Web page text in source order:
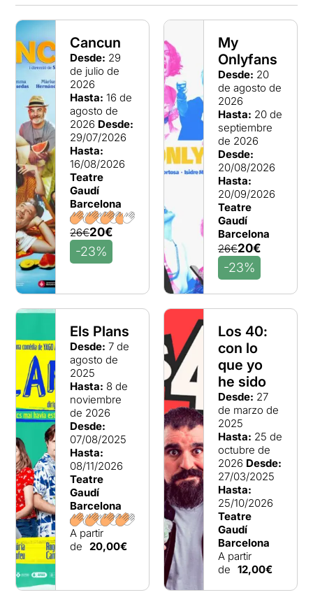
creativa.
Cancun
Desde: 29
de julio de
2026
Hasta: 16 de
agosto de
2026 Desde:
29/07/2026
Hasta:
16/08/2026
Teatre
Gaudí
Barcelona
26€20€
-23%
My
Onlyfans
Desde: 20
de agosto de
2026
Hasta: 20 de
septiembre
de 2026
Desde:
20/08/2026
Hasta:
20/09/2026
Teatre
Gaudí
Barcelona
26€20€
-23%
Els Plans
Desde: 7 de
agosto de
2025
Hasta: 8 de
noviembre
de 2026
Desde:
07/08/2025
Hasta:
08/11/2026
Teatre
Gaudí
Barcelona
A partir
de 20,00€
Los 40:
con lo
que yo
he sido
Desde: 27
de marzo de
2025
Hasta: 25 de
octubre de
2026 Desde:
27/03/2025
Hasta:
25/10/2026
Teatre
Gaudí
Barcelona
A partir
de 12,00€